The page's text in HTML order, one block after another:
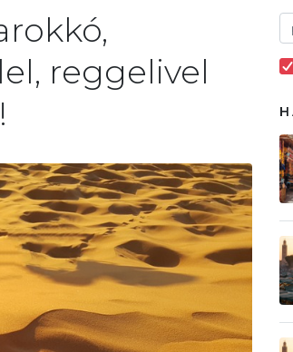
reggelivel